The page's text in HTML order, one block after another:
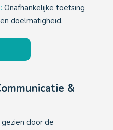
Onafhankelijke toetsing
doelmatigheid.
&
door de